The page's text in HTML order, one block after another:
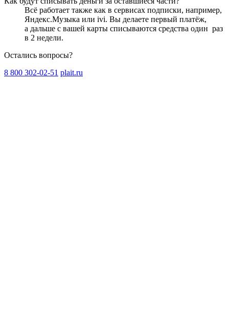
Всё работает также как в сервисах подписки, например,
Яндекс.Музыка или ivi. Вы делаете первый платёж,
а дальше с вашей карты списываются средства один раз
в 2 недели.
Остались вопросы?
8 800 302-02-51 plait.ru